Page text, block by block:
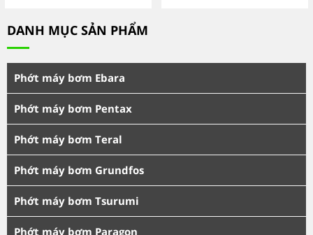
DANH MỤC SẢN PHẨM
Phớt máy bơm Ebara
Phớt máy bơm Pentax
Phớt máy bơm Teral
Phớt máy bơm Grundfos
Phớt máy bơm Tsurumi
Phớt máy bơm Paragon